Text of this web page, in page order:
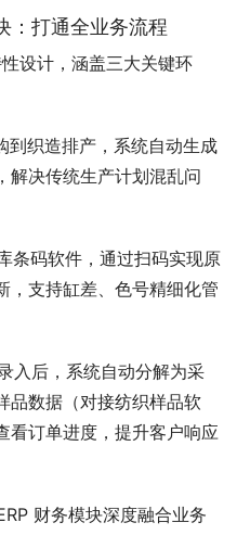
：打通全业务流程
设计，涵盖三大关键环
到织造排产，系统自动生成
解决传统生产计划混乱问
条码软件，通过扫码实现原
，支持缸差、色号精细化管
入后，系统自动分解为采
品数据（对接纺织样品软
看订单进度，提升客户响应
财务模块深度融合业务